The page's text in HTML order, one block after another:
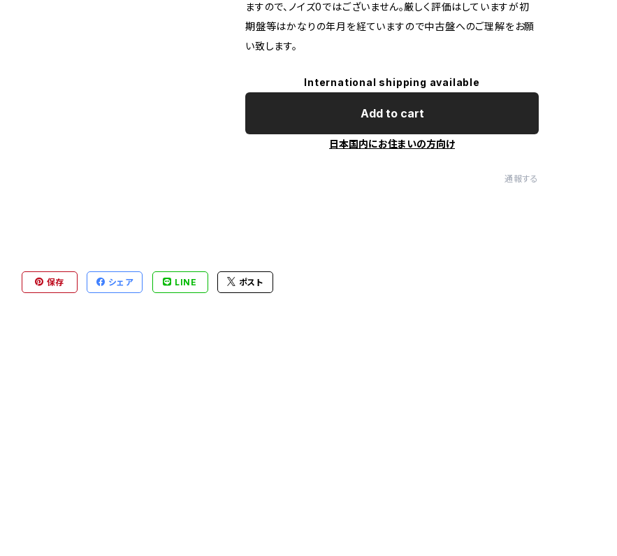
ますので、ノイズ0ではございません。厳しく評価はしていますが初
期盤等はかなりの年月を経ていますので中古盤へのご理解をお願
い致します。
International shipping available
Add to cart
日本国内にお住まいの方向け
通報する
保存 シェア LINE ポスト